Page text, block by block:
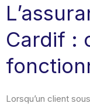
Cardif :
Lorsqu’un client